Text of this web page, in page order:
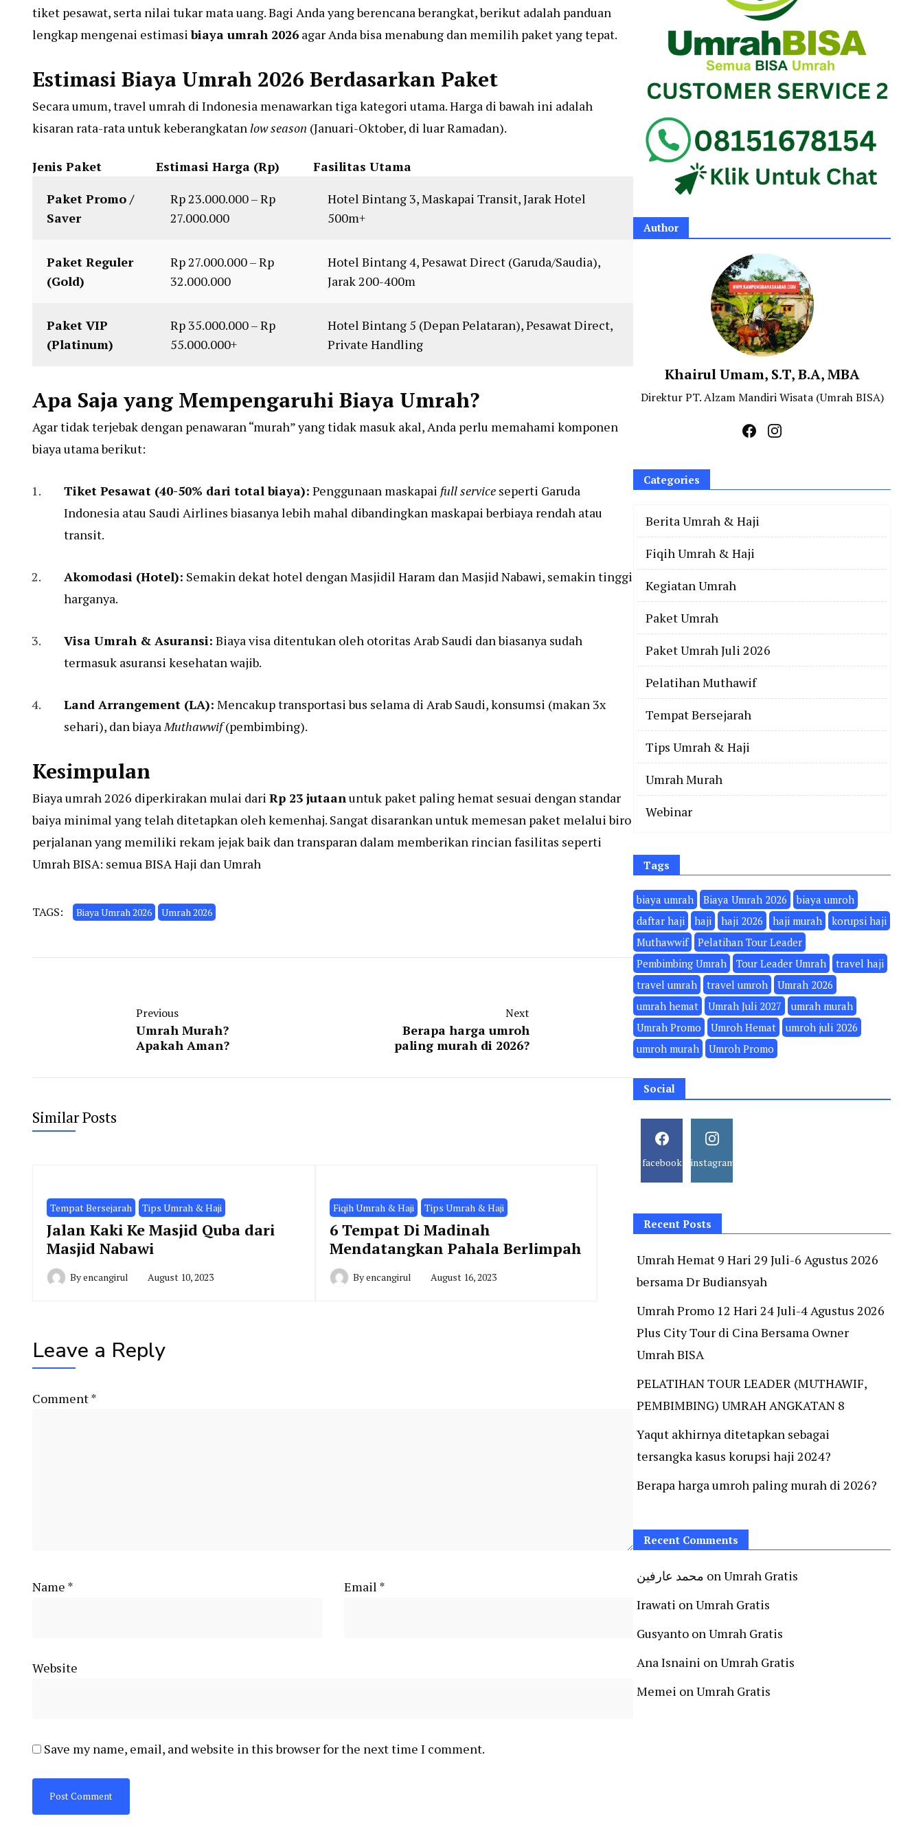
tiket pesawat, serta nilai tukar mata uang. Bagi Anda yang berencana berangkat, berikut adalah panduan
lengkap mengenai estimasibiaya umrah 2026 agar Anda bisa menabung dan memilih paket yang tepat.
Estimasi Biaya Umrah 2026 Berdasarkan Paket
Secara umum, travel umrah di Indonesia menawarkan tiga kategori utama. Harga di bawah ini adalah
kisaran rata-rata untuk keberangkatan low season (Januari-Oktober, di luar Ramadan).
Jenis Paket Estimasi Harga (Rp)
Fasilitas Utama
Paket Promo /
Saver
Rp 23.000.000 – Rp
27.000.000
Hotel Bintang 3, Maskapai Transit, Jarak Hotel
500m+
Paket Reguler
(Gold)
Rp 27.000.000 – Rp
32.000.000
Hotel Bintang 4, Pesawat Direct (Garuda/Saudia),
Jarak 200-400m
Paket VIP
(Platinum)
Rp 35.000.000 – Rp
55.000.000+
Hotel Bintang 5 (Depan Pelataran), Pesawat Direct,
Private Handling
Apa Saja yang Mempengaruhi Biaya Umrah?
Agar tidak terjebak dengan penawaran “murah” yang tidak masuk akal, Anda perlu memahami komponen
biaya utama berikut:
Tiket Pesawat (40-50% dari total biaya): Penggunaan maskapai full service seperti Garuda
Indonesia atau Saudi Airlines biasanya lebih mahal dibandingkan maskapai berbiaya rendah atau
transit.
Akomodasi (Hotel): Semakin dekat hotel dengan Masjidil Haram dan Masjid Nabawi, semakin tinggi
harganya.
Visa Umrah & Asuransi: Biaya visa ditentukan oleh otoritas Arab Saudi dan biasanya sudah
termasuk asuransi kesehatan wajib.
Land Arrangement (LA): Mencakup transportasi bus selama di Arab Saudi, konsumsi (makan 3x
sehari), dan biayaMuthawwif(pembimbing).
Kesimpulan
Biaya umrah 2026 diperkirakan mulai dari Rp 23 jutaanuntuk paket paling hemat sesuai dengan standar
baiya minimal yang telah ditetapkan oleh kemenhaj. Sangat disarankan untuk memesan paket melalui biro
perjalanan yang memiliki rekam jejak baik dan transparan dalam memberikan rincian fasilitas seperti
Umrah BISA: semua BISA Haji dan Umrah
TAGS: Biaya Umrah 2026 Umrah 2026
Previous
Umrah Murah?
Apakah Aman?
Next
Berapa harga umroh
paling murah di 2026?
Similar Posts
Tempat Bersejarah Tips Umrah & Haji
Jalan Kaki Ke Masjid Quba dari
Masjid Nabawi
Byencangirul August 10, 2023
Fiqih Umrah & Haji Tips Umrah & Haji
6 Tempat Di Madinah
Mendatangkan Pahala Berlimpah
Byencangirul August 16, 2023
Leave a Reply
Comment*
Name * Email *
Website
Save my name, email, and website in this browser for the next time I comment.
Author
Khairul Umam, S.T, B.A, MBA
Direktur PT. Alzam Mandiri Wisata (Umrah BISA)
Categories
Berita Umrah & Haji
Fiqih Umrah & Haji
Kegiatan Umrah
Paket Umrah
Paket Umrah Juli 2026
Pelatihan Muthawif
Tempat Bersejarah
Tips Umrah & Haji
Umrah Murah
Webinar
Tags
biaya umrah Biaya Umrah 2026
biaya umroh
daftar haji
haji haji 2026 haji murah
korupsi haji
Muthawwif
Pelatihan Tour Leader
Pembimbing Umrah
Tour Leader Umrah
travel haji
travel umrah
travel umroh
Umrah 2026
umrah hemat
Umrah Juli 2027
umrah murah
Umrah Promo
Umroh Hemat
umroh juli 2026
umroh murah
Umroh Promo
Social
facebook instagram
Recent Posts
Umrah Hemat 9 Hari 29 Juli-6 Agustus 2026
bersama Dr Budiansyah
Umrah Promo 12 Hari 24 Juli-4 Agustus 2026
Plus City Tour di Cina Bersama Owner
Umrah BISA
PELATIHAN TOUR LEADER (MUTHAWIF,
PEMBIMBING) UMRAH ANGKATAN 8
Yaqut akhirnya ditetapkan sebagai
tersangka kasus korupsi haji 2024?
Berapa harga umroh paling murah di 2026?
Recent Comments
محمد عارفين onUmrah Gratis
Irawati onUmrah Gratis
Gusyanto onUmrah Gratis
Ana Isnaini onUmrah Gratis
Memei onUmrah Gratis